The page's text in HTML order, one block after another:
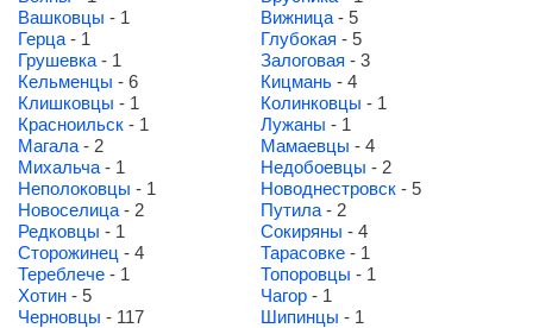
Вашковцы - 1 Вижница - 5
Герца - 1 Глубокая - 5
Грушевка - 1 Залоговая - 3
Кельменцы - 6 Кицмань - 4
Клишковцы - 1 Колинковцы - 1
Красноильск - 1 Лужаны - 1
Магала - 2 Мамаевцы - 4
Михальча - 1 Недобоевцы - 2
Неполоковцы - 1 Новоднестровск - 5
Новоселица - 2 Путила - 2
Редковцы - 1 Сокиряны - 4
Сторожинец - 4 Тарасовке - 1
Тереблече - 1 Топоровцы - 1
Хотин - 5 Чагор - 1
Черновцы - 117 Шипинцы - 1